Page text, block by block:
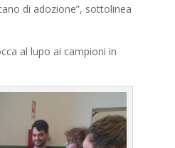
di adozione”, sottolinea
al lupo ai campioni in